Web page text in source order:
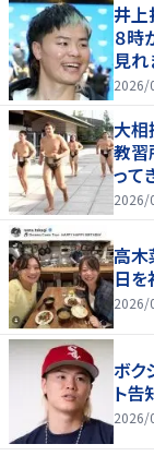
井上
８時
見れ
2026/
大相
教習
って
2026/
高木
日を
2026/
ボク
ト告
2026/